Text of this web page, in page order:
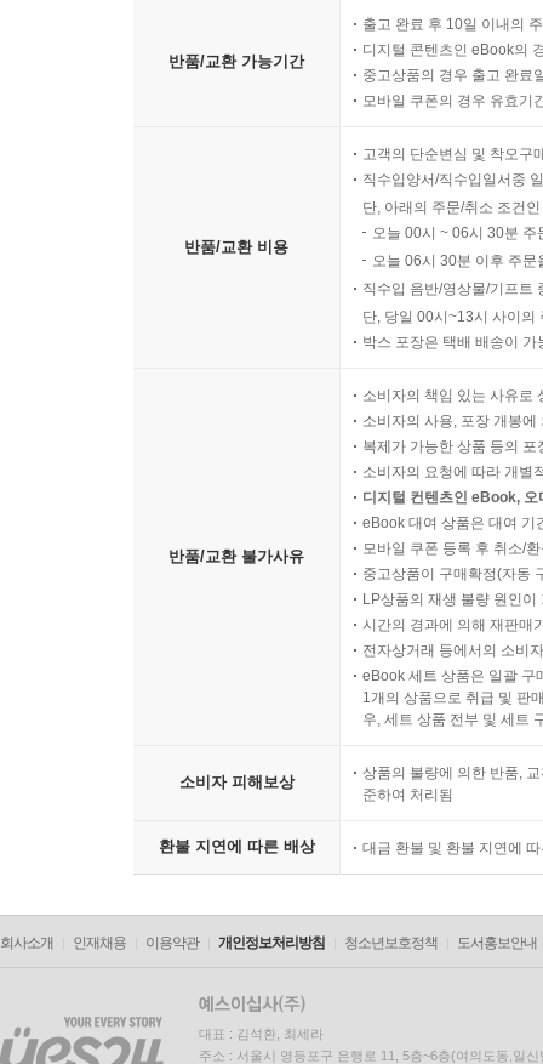
반품/교환 가능기간
출고 완료 후 10일 이내의
디지털 콘텐츠인 eBook의
중고상품의 경우 출고 완료
모바일 쿠폰의 경우 유효기
반품/교환 비용
고객의 단순변심 및 착오구
직수입양서/직수입일서중
단, 아래의 주문/취소 조건
오늘 00시 ~ 06시 30분
오늘 06시 30분 이후 주
직수입 음반/영상물/기프트
단, 당일 00시~13시 사이의
박스 포장은 택배 배송이
반품/교환 불가사유
소비자의 책임 있는 사유로
소비자의 사용, 포장 개봉
복제가 가능한 상품 등의
소비자의 요청에 따라 개별
디지털 컨텐츠인 eBook,
eBook 대여 상품은 대여 기
모바일 쿠폰 등록 후 취소/
중고상품이 구매확정(자동
LP상품의 재생 불량 원인
시간의 경과에 의해 재판매
전자상거래 등에서의 소비
eBook 세트 상품은 일괄 구
1개의 상품으로 취급 및 판
우, 세트 상품 전부 및 세트
소비자 피해보상
상품의 불량에 의한 반품,
준하여 처리됨
환불 지연에 따른 배상 대금 환불 및 환불 지연에
회사소개 인재채용 이용약관 개인정보처리방침 청소년보호정책 도서홍보안내
대표 : 김석환, 최세라
주소 : 서울시 영등포구 은행로 11, 5층~6층(여의도동,일신